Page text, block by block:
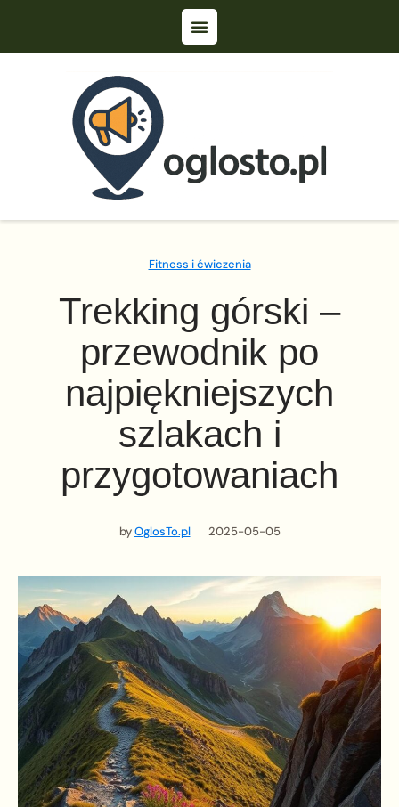
Fitness i ćwiczenia
Trekking górski –
przewodnik po
najpiękniejszych
szlakach i
przygotowaniach
byOglosTo.pl 2025-05-05